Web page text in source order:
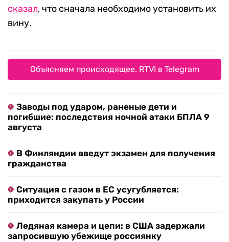
сказал, что сначала необходимо установить их
вину.
Объясняем происходящее. RTVI в Telegram
Заводы под ударом, раненые дети и
погибшие: последствия ночной атаки БПЛА 9
августа
В Финляндии введут экзамен для получения
гражданства
Ситуация с газом в ЕС усугубляется:
приходится закупать у России
Ледяная камера и цепи: в США задержали
запросившую убежище россиянку